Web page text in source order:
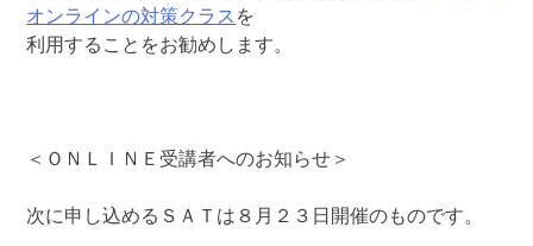
オンラインの対策クラス を
利用することをお勧めします。
＜ＯＮＬＩＮＥ受講者へのお知らせ＞
次に申し込めるＳＡＴは８月２３日開催のものです。